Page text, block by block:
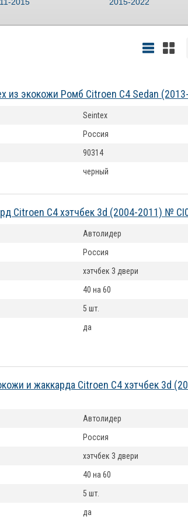
из экокожи Ромб Citroen C4 Sedan
Seintex
Россия
90314
черный
Citroen C4 хэтчбек 3d (2004-2011) №
Автолидер
Россия
хэтчбек 3 двери
40 на 60
5 шт.
да
и жаккарда Citroen C4 хэтчбек 3d
Автолидер
Россия
хэтчбек 3 двери
40 на 60
5 шт.
да